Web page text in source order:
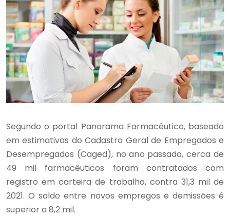
Segundo o portal Panorama Farmacêutico, baseado
em estimativas do Cadastro Geral de Empregados e
Desempregados (Caged), no ano passado, cerca de
49 mil farmacêuticos foram contratados com
registro em carteira de trabalho, contra 31,3 mil de
2021. O saldo entre novos empregos e demissões é
superior a 8,2 mil.